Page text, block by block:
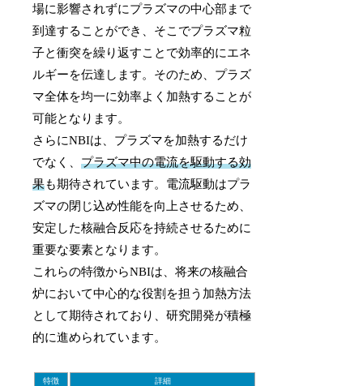
場に影響されずにプラズマの中心部まで
到達することができ、そこでプラズマ粒
子と衝突を繰り返すことで効率的にエネ
ルギーを伝達します。そのため、プラズ
マ全体を均一に効率よく加熱することが
可能となります。
さらにNBIは、プラズマを加熱するだけ
でなく、プラズマ中の電流を駆動する効
果も期待されています。電流駆動はプラ
ズマの閉じ込め性能を向上させるため、
安定した核融合反応を持続させるために
重要な要素となります。
これらの特徴からNBIは、将来の核融合
炉において中心的な役割を担う加熱方法
として期待されており、研究開発が積極
的に進められています。
特徴 詳細